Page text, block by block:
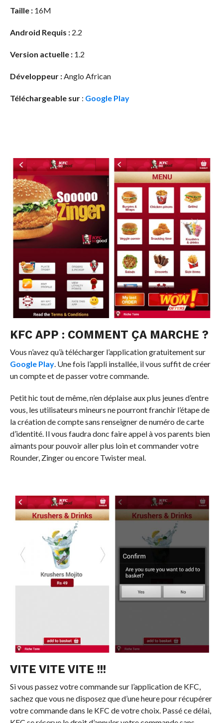
Taille : 16M
Android Requis : 2.2
Version actuelle : 1.2
Développeur : Anglo African
Téléchargeable sur: Google Play
KFC APP : COMMENT ÇA MARCHE ?
Vous n’avez qu’à télécharger l’application gratuitement sur
Google Play. Une fois l’appli installée, il vous suffit de créer
un compte et de passer votre commande.
Petit hic tout de même, n’en déplaise aux plus jeunes d’entre
vous, les utilisateurs mineurs ne pourront franchir l’étape de
la création de compte sans renseigner de numéro de carte
d’identité. Il vous faudra donc faire appel à vos parents bien
aimants pour pouvoir aller plus loin et commander votre
Rounder, Zinger ou encore Twister meal.
VITE VITE VITE !!!
Si vous passez votre commande sur l’application de KFC,
sachez que vous ne disposez que d’une heure pour récupérer
votre commande dans le KFC de votre choix. Passé ce délai,